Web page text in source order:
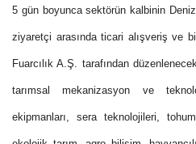
5 gün boyunca sektörün kalbinin
ziyaretçi arasında ticari alışveriş ve
Fuarcılık A.Ş. tarafından
tarımsal mekanizasyon ve
ekipmanları, sera teknolojileri,